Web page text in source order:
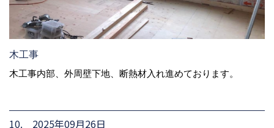
木工事
木工事内部、外周壁下地、断熱材入れ進めております。
10. 2025年09月26日